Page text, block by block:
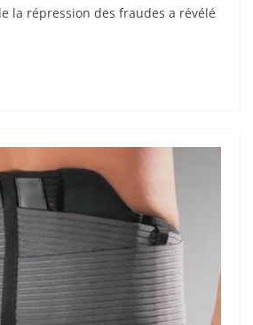
la répression des fraudes a révélé